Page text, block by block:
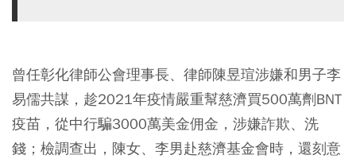
曾任彰化律師公會理事長、律師陳昱瑄涉嫌和男子李
易儒共謀，趁2021年疫情嚴重幫慈濟買500萬劑BNT
疫苗，從中行騙3000萬美金佣金，涉嫌詐欺、洗
錢；檢調查出，陳女、李男赴慈濟基金會時，還刻意